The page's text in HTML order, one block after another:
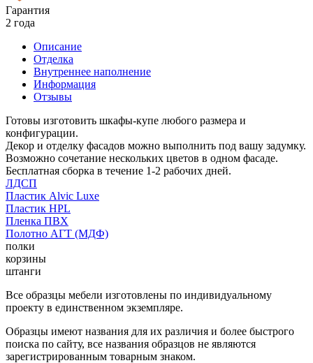
Гарантия
2 года
Описание
Отделка
Внутреннее наполнение
Информация
Отзывы
Готовы изготовить шкафы-купе любого размера и
конфигурации.
Декор и отделку фасадов можно выполнить под вашу задумку.
Возможно сочетание нескольких цветов в одном фасаде.
Бесплатная сборка в течение 1-2 рабочих дней.
ЛДСП
Пластик Alvic Luxe
Пластик HPL
Пленка ПВХ
Полотно АГТ (МДФ)
полки
корзины
штанги
Все образцы мебели изготовлены по индивидуальному
проекту в единственном экземпляре.
Образцы имеют названия для их различия и более быстрого
поиска по сайту, все названия образцов не являются
зарегистрированным товарным знаком.